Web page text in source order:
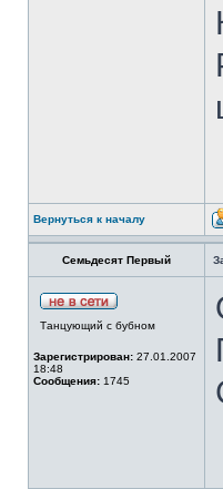
Вернуться к началу
Семьдесят Первый
Танцующий с бубном
Зарегистрирован: 27.01.2007
18:48
Сообщения: 1745